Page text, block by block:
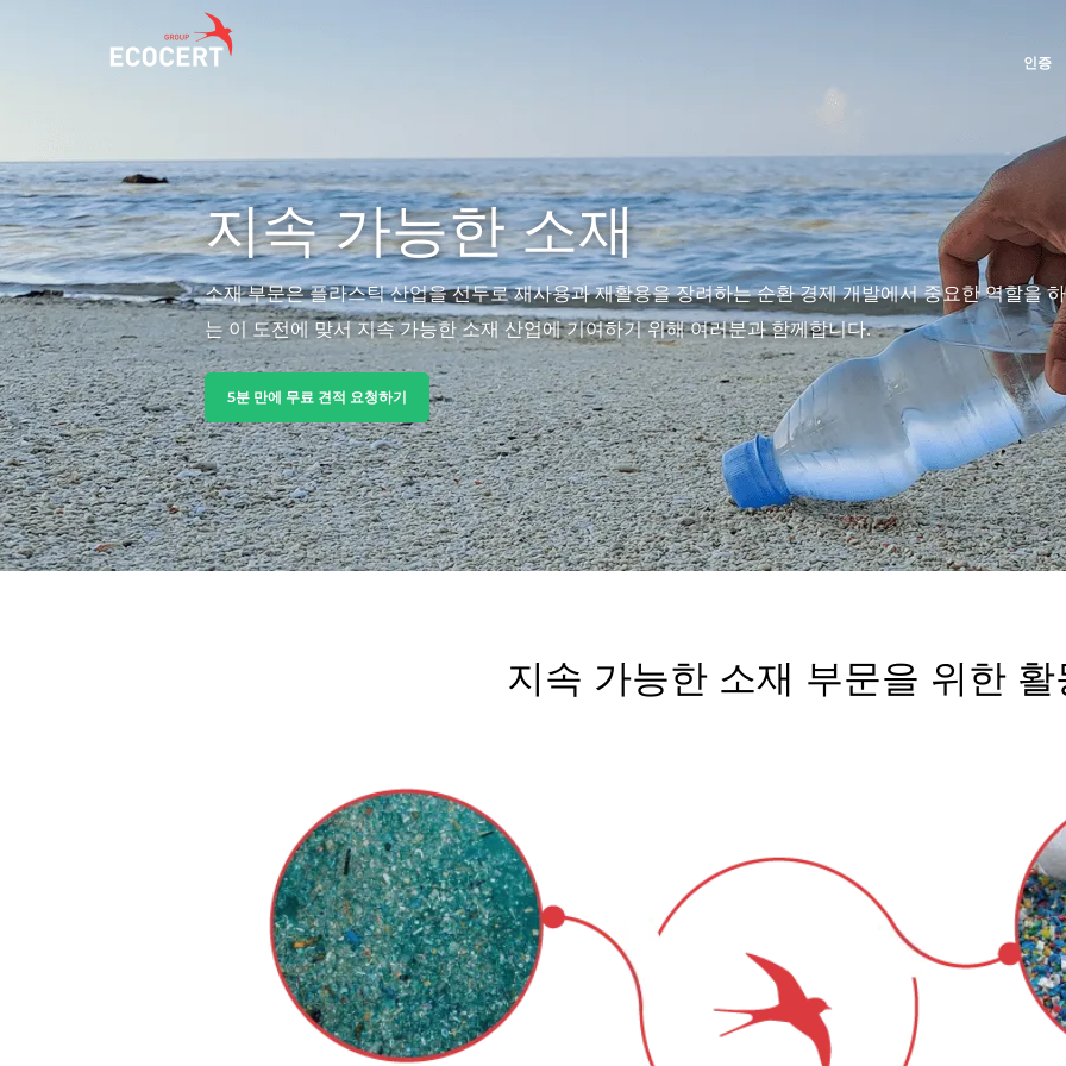
인증
서비스
인증
교육
컨설팅
ECOCERT
Ecocert에 대하여
News
Careers
우리의 사회적 책임(CSR) 약속
서비스를 통한 실천
우리 팀과 함께 성장하기
환경을 위한 헌신
우리 생태계와 함께 혁신하기
농식품
화장품
섬유
임업
홈케어-제품
내구성 있는 소재
Inputs
글로벌
Global (스페인어)
Global (영어)
Global (프랑스어)
아프리카
남아프리카 (영어)
튀니지 (프랑스어)
아시아
대한민국 (한국어)
인도 (영어)
멕시코 (스페인어)
미국 (영어)
브라질 (포르투갈어)
아르헨티나 (스페인어)
칠레
캐나다 (영어)
캐나다 (프랑스어)
콜롬비아 (스페인어)
페루 (스페인어)
지속 가능한 소재
소재 부문은 플라스틱 산업을 선두로 재사용과 재활용을 장려하는 순환 경제 개발에서 중요한 역할을
는 이 도전에 맞서 지속 가능한 소재 산업에 기여하기 위해 여러분과 함께합니다.
5분 만에 무료 견적 요청하기
지속 가능한 소재 부문을 위한 활